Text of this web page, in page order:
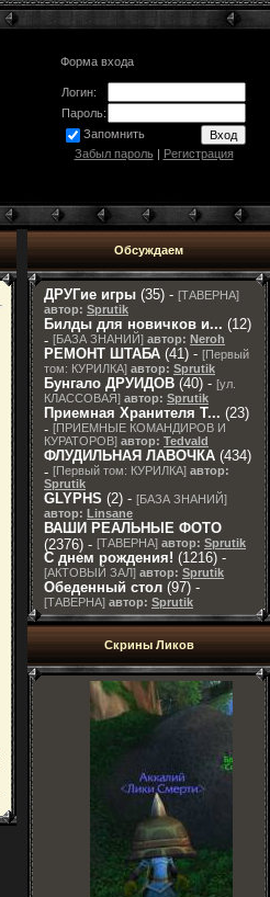
Форма входа
Логин:
Пароль:
Запомнить
Забыл пароль| Регистрация
Обсуждаем
ДРУГие игры (35) - [ТАВЕРНА]
автор: Sprutik
Билды для новичков и... (12)
- [БАЗА ЗНАНИЙ] автор: Neroh
РЕМОНТ ШТАБА (41) - [Первый
том: КУРИЛКА] автор: Sprutik
Бунгало ДРУИДОВ (40) - [ул.
КЛАССОВАЯ] автор: Sprutik
Приемная Хранителя T... (23)
- [ПРИЕМНЫЕ КОМАНДИРОВ И
КУРАТОРОВ] автор: Tedvald
ФЛУДИЛЬНАЯ ЛАВОЧКА (434)
- [Первый том: КУРИЛКА] автор:
Sprutik
GLYPHS (2) - [БАЗА ЗНАНИЙ]
автор: Linsane
ВАШИ РЕАЛЬНЫЕ ФОТО
(2376) - [ТАВЕРНА] автор: Sprutik
С днем рождения! (1216) -
[АКТОВЫЙ ЗАЛ] автор: Sprutik
Обеденный стол (97) -
[ТАВЕРНА] автор: Sprutik
Скрины Ликов